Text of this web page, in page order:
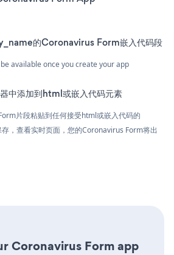
的Coronavirus Form嵌入代码段
available once you create your app
中添加到html或嵌入代码元素
片段粘贴到任何接受html或嵌入代码的
，查看实时页面，您的Coronavirus Form将出
Coronavirus Form app